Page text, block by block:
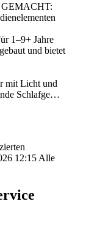
1–9+ Jahre
und bietet
mit Licht und
Schlafge…
12:15 Alle